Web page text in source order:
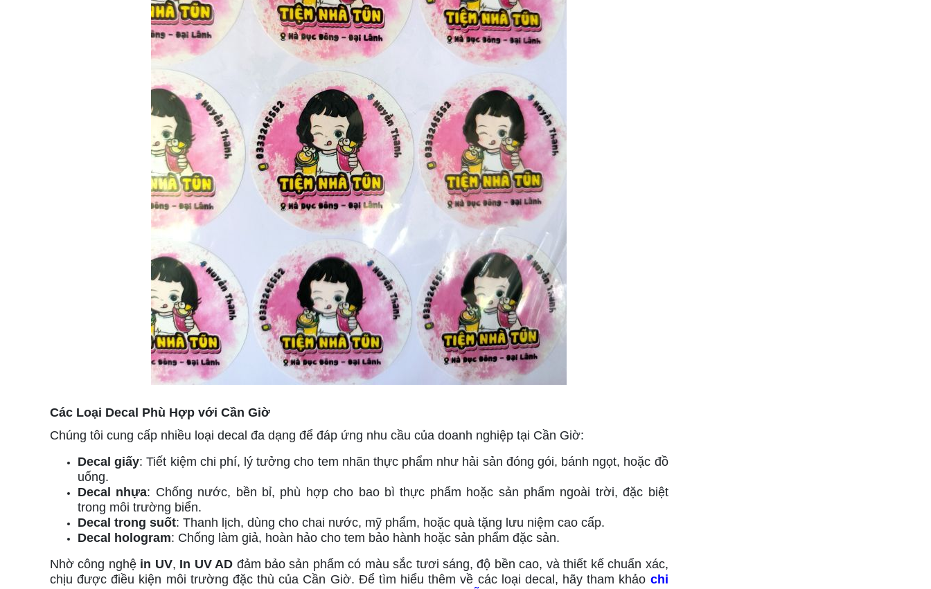
Các Loại Decal Phù Hợp với Cần Giờ
Chúng tôi cung cấp nhiều loại decal đa dạng để đáp ứng nhu cầu của doanh nghiệp tại Cần Giờ:
Decal giấy: Tiết kiệm chi phí, lý tưởng cho tem nhãn thực phẩm như hải sản đóng gói, bánh ngọt, hoặc đồ
uống.
Decal nhựa: Chống nước, bền bỉ, phù hợp cho bao bì thực phẩm hoặc sản phẩm ngoài trời, đặc biệt
trong môi trường biển.
Decal trong suốt: Thanh lịch, dùng cho chai nước, mỹ phẩm, hoặc quà tặng lưu niệm cao cấp.
Decal hologram: Chống làm giả, hoàn hảo cho tem bảo hành hoặc sản phẩm đặc sản.
Nhờ công nghệ in UV, In UV AD đảm bảo sản phẩm có màu sắc tươi sáng, độ bền cao, và thiết kế chuẩn xác,
chịu được điều kiện môi trường đặc thù của Cần Giờ. Để tìm hiểu thêm về các loại decal, hãy tham khảo chi